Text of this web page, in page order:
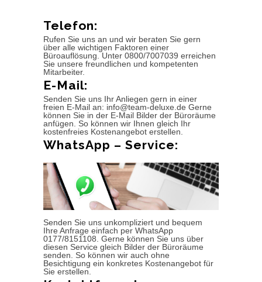
Telefon:
Rufen Sie uns an und wir beraten Sie gern
über alle wichtigen Faktoren einer
Büroauflösung. Unter 0800/7007039 erreichen
Sie unsere freundlichen und kompetenten
Mitarbeiter.
E-Mail:
Senden Sie uns Ihr Anliegen gern in einer
freien E-Mail an: info@team-deluxe.de Gerne
können Sie in der E-Mail Bilder der Büroräume
anfügen. So können wir Ihnen gleich Ihr
kostenfreies Kostenangebot erstellen.
WhatsApp – Service:
Senden Sie uns unkompliziert und bequem
Ihre Anfrage einfach per WhatsApp
0177/8151108. Gerne können Sie uns über
diesen Service gleich Bilder der Büroräume
senden. So können wir auch ohne
Besichtigung ein konkretes Kostenangebot für
Sie erstellen.